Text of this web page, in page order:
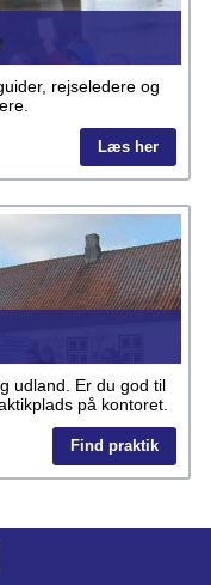
rejseledere og
Læs her
udland. Er du god til
på kontoret.
Find praktik